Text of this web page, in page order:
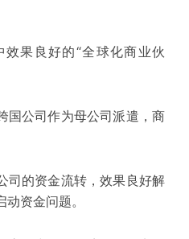
效果良好的“全球化商业伙
国公司作为母公司派遣，商
司的资金流转，效果良好解
资金问题。